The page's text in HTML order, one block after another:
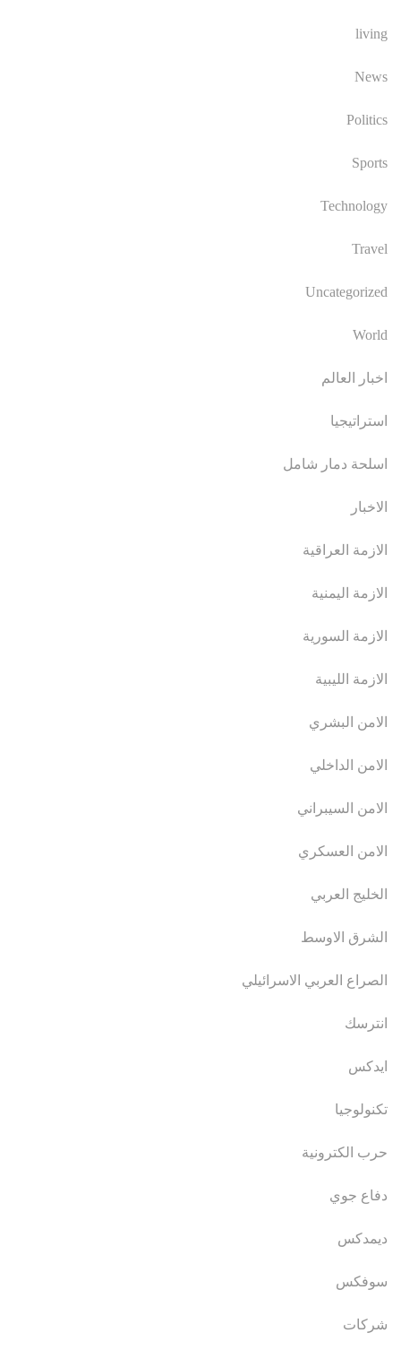
living
News
Politics
Sports
Technology
Travel
Uncategorized
World
اخبار العالم
استراتيجيا
اسلحة دمار شامل
الاخبار
الازمة العراقية
الازمة اليمنية
الازمة السورية
الازمة الليبية
الامن البشري
الامن الداخلي
الامن السيبراني
الامن العسكري
الخليج العربي
الشرق الاوسط
الصراع العربي الاسرائيلي
انترسك
ايدكس
تكنولوجيا
حرب الكترونية
دفاع جوي
ديمدكس
سوفكس
شركات